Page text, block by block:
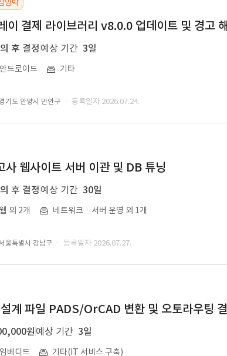
임박
이 결제 라이브러리 v8.0.0 업데이트 및 경고
후 결정 예상 기간 3일
안드로이드 기타
경기도 안양시 만안구 · 등록일자 2026.07.24.
사 웹사이트 서버 이관 및 DB 튜닝
후 결정 예상 기간 30일
웹 외 2개 네트워크ㆍ서버 운영 외 1개
울특별시 강남구 · 등록일자 2026.07.27.
계 파일 PADS/OrCAD 변환 및 오토라우팅
원 예상 기간 3일
임베디드 기타(IT 서비스 구축)